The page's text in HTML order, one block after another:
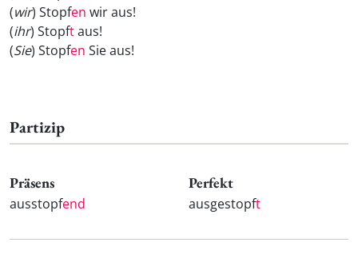
(wir) Stopfen wir aus!
(ihr) Stopftaus!
(Sie) Stopfen Sie aus!
Partizip
Präsens
ausstopfend
Perfekt
ausgestopft